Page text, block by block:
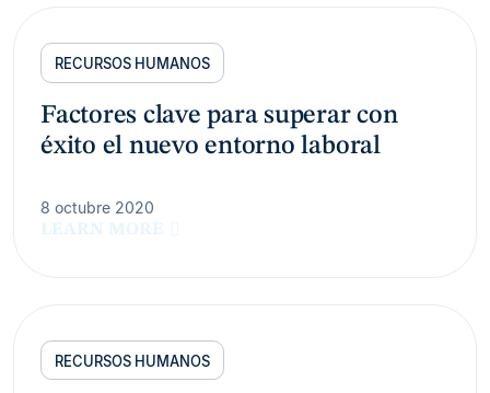
RECURSOS HUMANOS
Factores clave para superar con
éxito el nuevo entorno laboral
8 octubre 2020
LEARN MORE
RECURSOS HUMANOS